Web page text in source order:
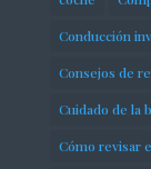
Conducción
Consejos de
Cuidado de la
Cómo revisar